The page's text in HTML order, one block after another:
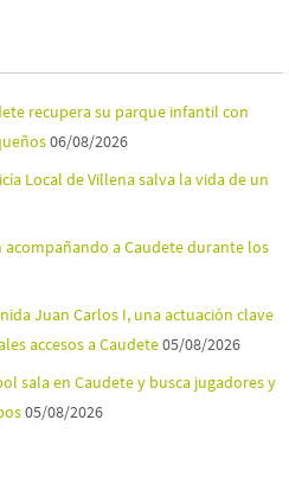
recupera su parque infantil con
06/08/2026
Local de Villena salva la vida de un
a Caudete durante los
Juan Carlos I, una actuación clave
accesos a Caudete05/08/2026
sala en Caudete y busca jugadores y
05/08/2026